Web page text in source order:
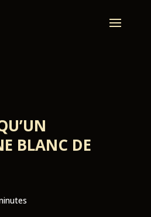
BLANC DE